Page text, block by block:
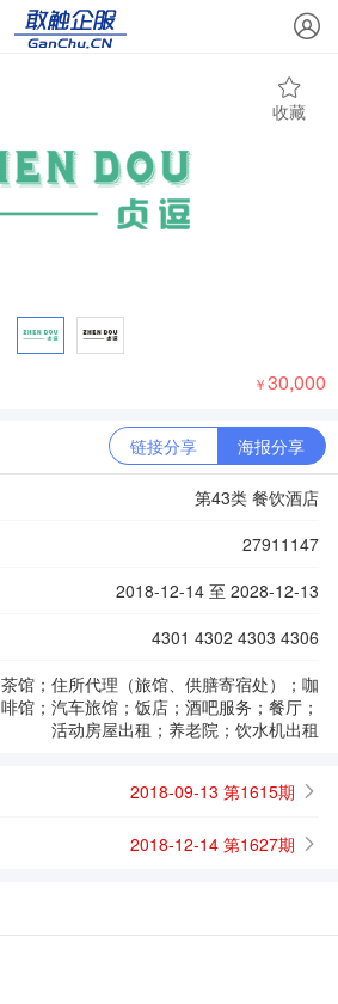
收藏
￥30,000
链接分享 海报分享
第43类 餐饮酒店
27911147
2018-12-14 至 2028-12-13
4301 4302 4303 4306
茶馆；住所代理（旅馆、供膳寄宿处）；咖
啡馆；汽车旅馆；饭店；酒吧服务；餐厅；
活动房屋出租；养老院；饮水机出租
2018-09-13 第1615期
2018-12-14 第1627期